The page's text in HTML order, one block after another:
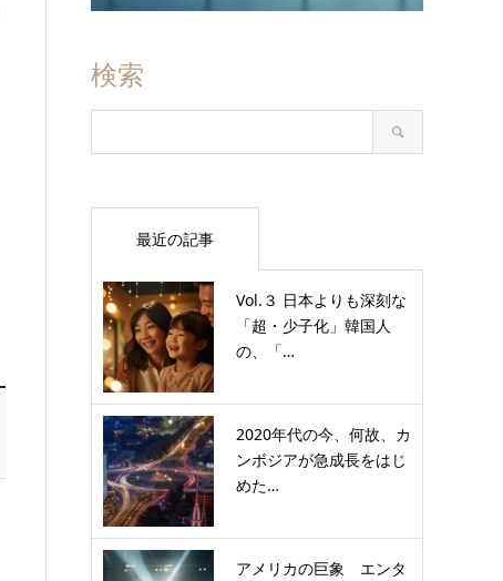
検索
最近の記事
Vol.３ 日本よりも深刻な
「超・少子化」韓国人
の、「…
2020年代の今、何故、カ
ンボジアが急成長をはじ
めた…
アメリカの巨象 エンタ